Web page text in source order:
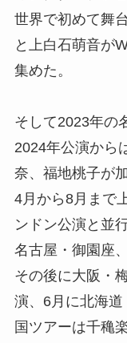
世界で初めて舞
と上白石萌音が
集めた。
そして2023年の
2024年公演から
奈、福地桃子が
4月から8月まで
ンドン公演と並
名古屋・御園座
その後に大阪・
演、6月に北海
国ツアーは千穐